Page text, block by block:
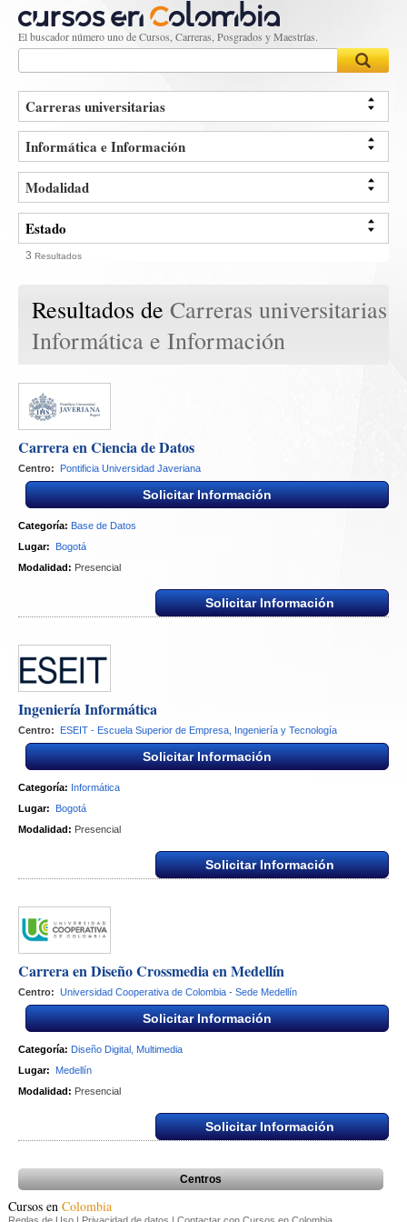
El buscador número uno de Cursos, Carreras, Posgrados y Maestrías.
Carreras universitarias
CARRERAS UNIVERSITARIAS
CARRERAS
CURSOS
MAESTRÍAS
POSGRADOS
Informática e Información
Modalidad
PRESENCIAL
Estado
CUNDINAMARCA
3 Resultados
Resultados de Carreras universitarias
Informática e Información
Carrera en Ciencia de Datos
Centro: Pontificia Universidad Javeriana
Solicitar Información
Categoría: Base de Datos
Lugar:
Bogotá
Modalidad: Presencial
Solicitar Información
Ingeniería Informática
Centro: ESEIT - Escuela Superior de Empresa, Ingeniería y Tecnología
Solicitar Información
Categoría: Informática
Lugar:
Bogotá
Modalidad: Presencial
Solicitar Información
Carrera en Diseño Crossmedia​ ​en Medellín
Centro: Universidad Cooperativa de Colombia - Sede Medellín
Solicitar Información
Categoría: Diseño Digital, Multimedia
Lugar:
Medellín
Modalidad: Presencial
Solicitar Información
Centros
Cursos en Colombia